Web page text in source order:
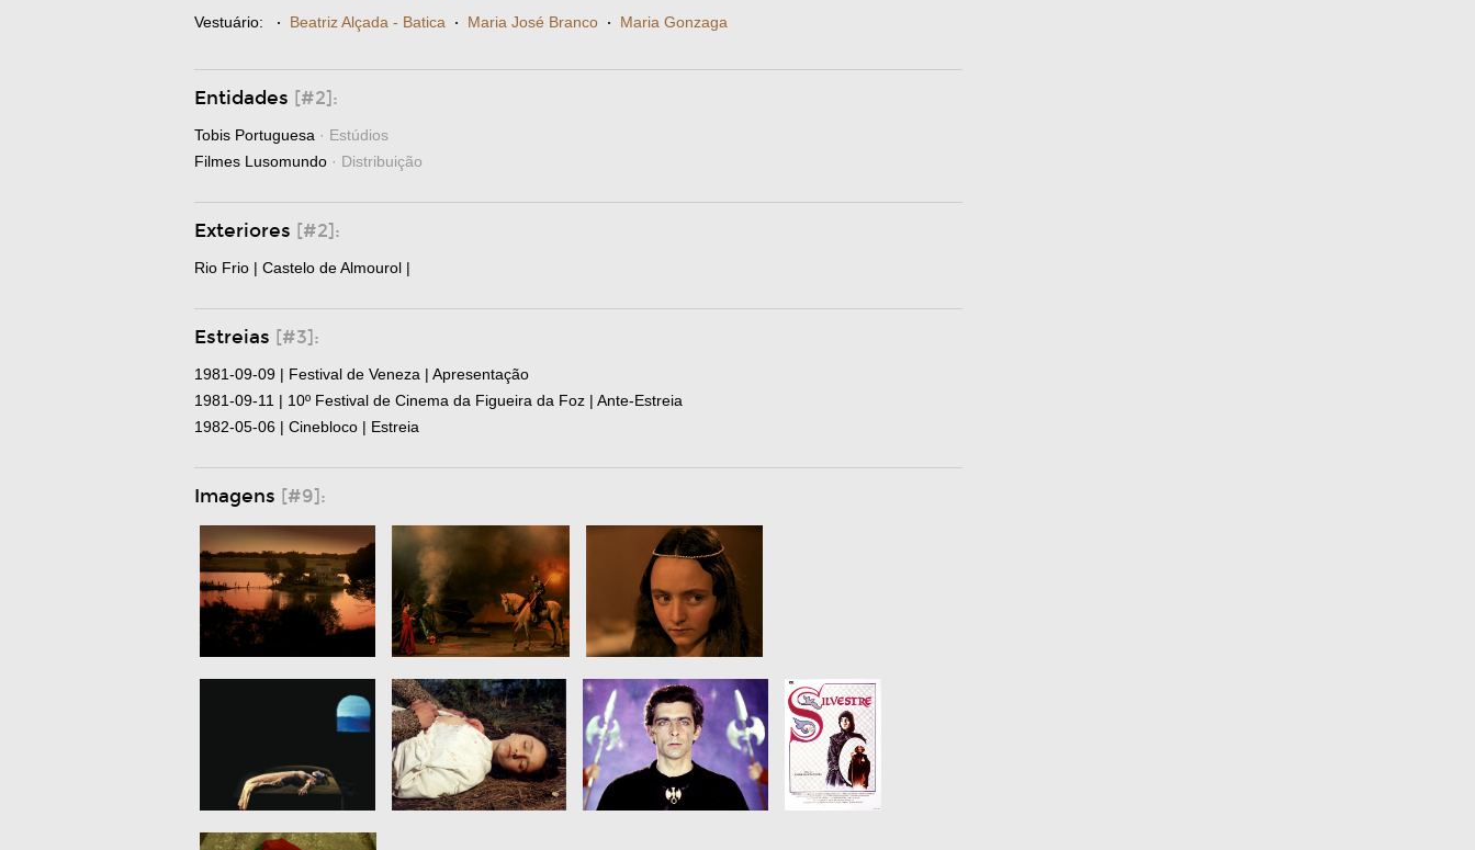
Vestuário: · Beatriz Alçada - Batica · Maria José Branco · Maria Gonzaga
Entidades [#2]:
Tobis Portuguesa · Estúdios
Filmes Lusomundo · Distribuição
Exteriores [#2]:
Rio Frio | Castelo de Almourol |
Estreias [#3]:
1981-09-09 | Festival de Veneza | Apresentação
1981-09-11 | 10º Festival de Cinema da Figueira da Foz | Ante-Estreia
1982-05-06 | Cinebloco | Estreia
Imagens [#9]: